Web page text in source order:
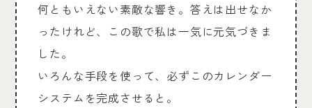
何ともいえない素敵な響き。答えは出せなか
ったけれど、この歌で私は一気に元気づきま
した。
いろんな手段を使って、必ずこのカレンダー
システムを完成させると。